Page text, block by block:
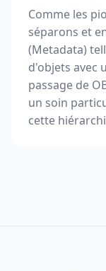
Comme les
séparons et
(Metadata)
d'objets avec
passage de
un soin
cette